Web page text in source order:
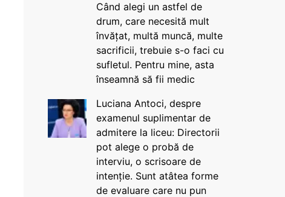
Când alegi un astfel de
drum, care necesită mult
învățat, multă muncă, multe
sacrificii, trebuie s-o faci cu
sufletul. Pentru mine, asta
înseamnă să fii medic
Luciana Antoci, despre
examenul suplimentar de
admitere la liceu: Directorii
pot alege o probă de
interviu, o scrisoare de
intenție. Sunt atâtea forme
de evaluare care nu pun